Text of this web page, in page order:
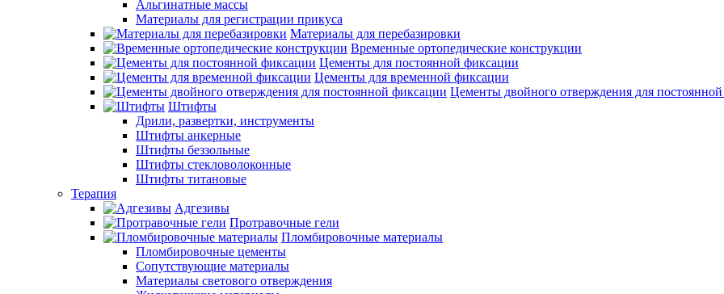
Альгинатные массы
Материалы для регистрации прикуса
Материалы для перебазировки
Временные ортопедические конструкции
Цементы для постоянной фиксации
Цементы для временной фиксации
Цементы двойного отверждения для
Штифты
Дрили, развертки, инструменты
Штифты анкерные
Штифты беззольные
Штифты стекловолоконные
Штифты титановые
Терапия
Адгезивы
Протравочные гели
Пломбировочные материалы
Пломбировочные цементы
Сопутствующие материалы
Материалы светового отверждения